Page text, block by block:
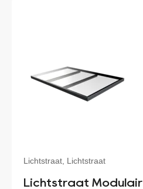
Lichtstraat, Lichtstraat
Lichtstraat Modulair